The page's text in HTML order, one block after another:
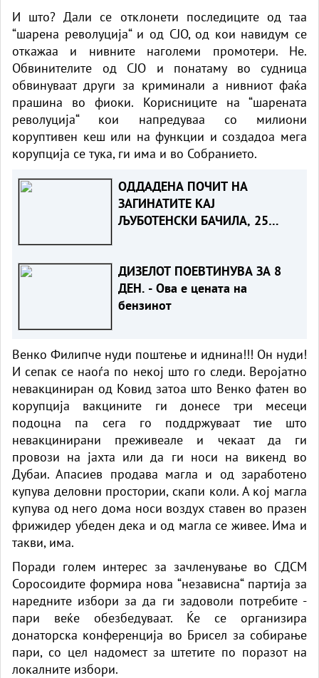
И што? Дали се отклонети последиците од таа
“шарена револуција“ и од СЈО, од кои навидум се
откажаа и нивните наголеми промотери. Не.
Обвинителите од СЈО и понатаму во судница
обвинуваат други за криминали а нивниот фаќа
прашина во фиоки. Корисниците на “шарената
револуција“ кои напредуваа со милиони
коруптивен кеш или на функции и создадоа мега
корупција се тука, ги има и во Собранието.
ОДДАДЕНА ПОЧИТ НА
ЗАГИНАТИТЕ КАЈ
ЉУБОТЕНСКИ БАЧИЛА, 25
ДИЗЕЛОТ ПОЕВТИНУВА ЗА 8
ДЕН. - Ова е цената на
бензинот
Венко Филипче нуди поштење и иднина!!! Он нуди!
И сепак се наоѓа по некој што го следи. Веројатно
невакциниран од Ковид затоа што Венко фатен во
корупција вакцините ги донесе три месеци
подоцна па сега го поддржуваат тие што
невакцинирани преживеале и чекаат да ги
провози на јахта или да ги носи на викенд во
Дубаи. Апасиев продава магла и од заработено
купува деловни простории, скапи коли. А кој магла
купува од него дома носи воздух ставен во празен
фрижидер убеден дека и од магла се живее. Има и
такви, има.
Поради голем интерес за зачленување во СДСМ
Соросоидите формира нова “независна“ партија за
наредните избори за да ги задоволи потребите -
пари веќе обезбедуваат. Ќе се организира
донаторска конференција во Брисел за собирање
пари, со цел надомест за штетите по поразот на
локалните избори.